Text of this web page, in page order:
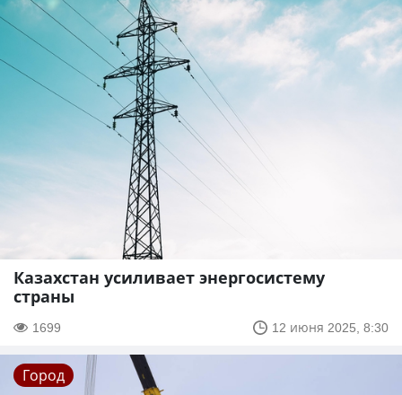
Казахстан усиливает энергосистему
страны
1699 12 июня 2025, 8:30
Город